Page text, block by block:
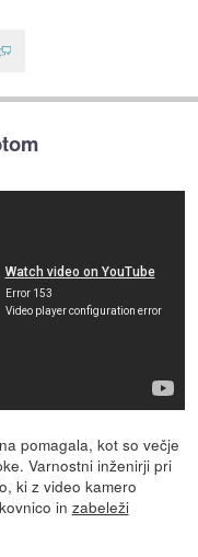
pomagala, kot so večje
Varnostni inženirji pri
ki z video kamero
in zabeleži